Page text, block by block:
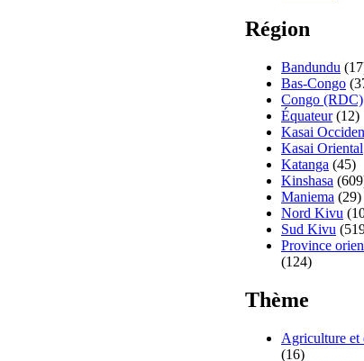
Région
Bandundu
Bas-Congo
Congo (RDC)
Équateur(12)
Kasai
Kasai Oriental
Katanga (45)
Kinshasa
Maniema (29)
Nord Kivu
Sud Kivu
Province
(124)
Thème
Agriculture et
(16)